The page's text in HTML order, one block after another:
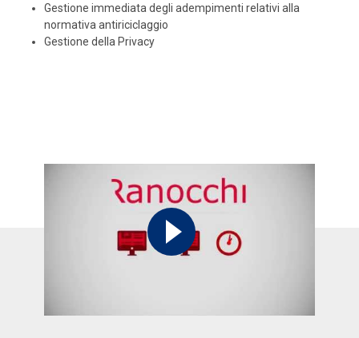
Gestione immediata degli adempimenti relativi alla
normativa antiriciclaggio
Gestione della Privacy